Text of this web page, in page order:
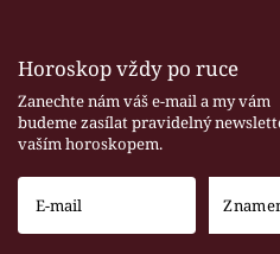
Horoskop vždy po ruce
Zanechte nám váš e-mail a my vám
budeme zasílat pravidelný
vaším horoskopem.